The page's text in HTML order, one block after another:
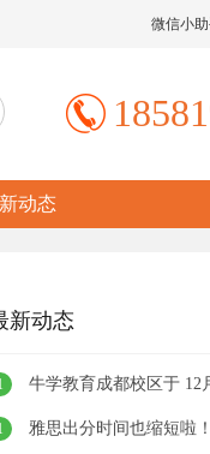
微信小
动态
新动态
牛学教育成都校区于 12月22日
雅思出分时间也缩短啦！